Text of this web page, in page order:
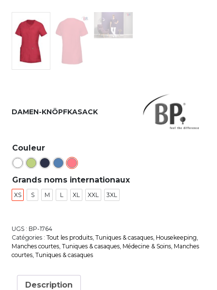
DAMEN-KNÖPFKASACK
Couleur
Grands noms internationaux
XS S M L XL XXL 3XL
UGS : BP-1764
Catégories : Tout les produits Tuniques & casaques House­keeping
Manches courtes Tuniques & casaques Médecine & Soins Manches
courtes Tuniques & casaques
Description